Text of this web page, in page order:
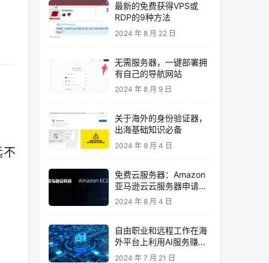
不
最新的免费获得VPS或
RDP的9种方法
2024 年 8 月 22 日
无需服务器，一键部署拥
有自己的导航网站
2024 年 8 月 9 日
关于海外的身份验证器，
出海基础知识必备
2024 年 8 月 4 日
免费云服务器：Amazon
亚马逊云云服务器申请与
使用教程
2024 年 8 月 4 日
自由职业和远程工作在海
外平台上利用AI服务赚美
元
2024 年 7 月 21 日